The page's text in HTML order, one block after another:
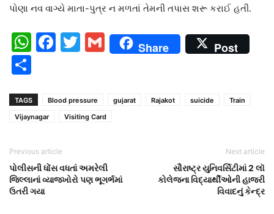
પોણા નવ વાગ્યે માતા-પુત્ર ન મળતાં તેમની તપાસ શરૂ કરાઈ હતી.
WhatsApp
Facebook
Twitter
Gmail
Share Post
TAGS Blood pressure gujarat Rajakot suicide
Train
Vijaynagar
Visiting Card
Previous article
પોલીસની ધોંસ વધતાં અમરેલી
જિલ્લાનાં વ્યાજખોરો પણ ભૂગર્ભમાં
ઉતરી ગયા
Next article
સૌરાષ્ટ્ર યુનિવર્સિટીમાં 2 લૉ
કોલેજના વિદ્યાર્થીઓની હાજરી
વિવાદનું કેન્દ્ર